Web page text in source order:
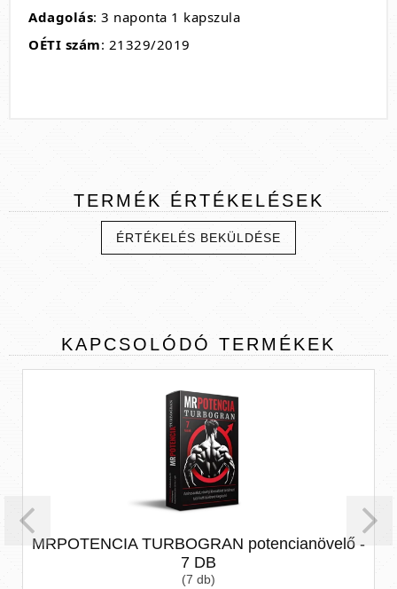
Adagolás: 3 naponta 1 kapszula
OÉTI szám: 21329/2019
TERMÉK ÉRTÉKELÉSEK
ÉRTÉKELÉS BEKÜLDÉSE
KAPCSOLÓDÓ TERMÉKEK
MRPOTENCIA TURBOGRAN potencianövelő -
7 DB
(7 db)